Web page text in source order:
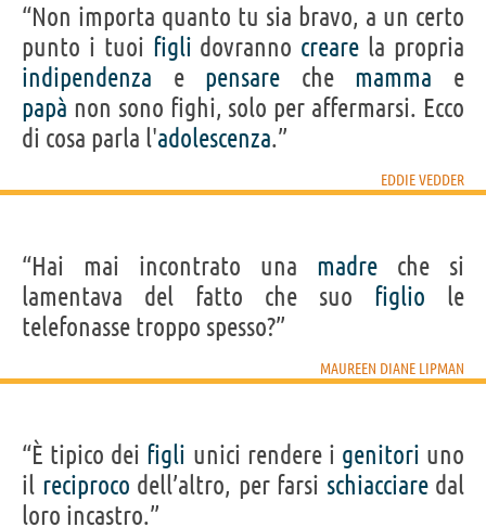
“Non importa quanto tu sia bravo, a un certo
punto i tuoi figli dovranno creare la propria
indipendenza e pensare che mamma e
papà non sono fighi, solo per affermarsi. Ecco
di cosa parla l'adolescenza.”
EDDIE VEDDER
“Hai mai incontrato una madre che si
lamentava del fatto che suo figlio le
telefonasse troppo spesso?”
MAUREEN DIANE LIPMAN
“È tipico dei figli unici rendere i genitori uno
il reciproco dell’altro, per farsi schiacciaredal
loro incastro.”